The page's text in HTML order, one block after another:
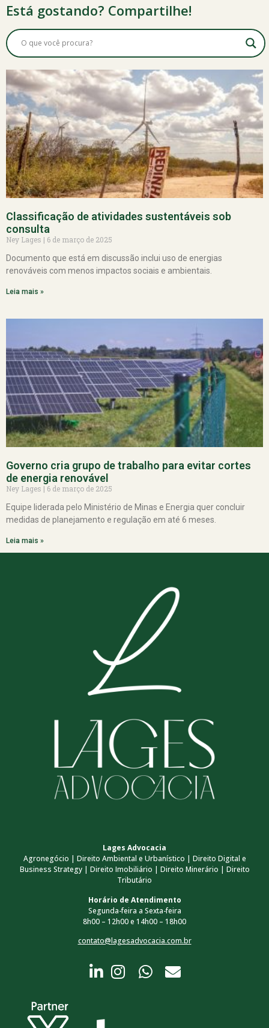
Está gostando? Compartilhe!
Classificação de atividades sustentáveis sob
consulta
Ney Lages
6 de março de 2025
Documento que está em discussão inclui uso de energias
renováveis com menos impactos sociais e ambientais.
Leia mais »
Governo cria grupo de trabalho para evitar cortes
de energia renovável
Ney Lages
6 de março de 2025
Equipe liderada pelo Ministério de Minas e Energia quer concluir
medidas de planejamento e regulação em até 6 meses.
Leia mais »
Lages Advocacia
Agronegócio | Direito Ambiental e Urbanístico | Direito Digital e
Business Strategy | Direito Imobiliário | Direito Minerário | Direito
Tributário
Horário de Atendimento
Segunda-feira a Sexta-feira
8h00 – 12h00 e 14h00 – 18h00
contato@lagesadvocacia.com.br